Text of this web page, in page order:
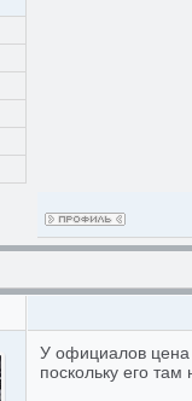
У официалов цена
поскольку его там